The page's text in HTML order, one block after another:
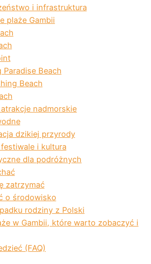
i infrastruktura
plaże Gambii
Paradise Beach
Beach
nadmorskie
dzikiej przyrody
i kultura
dla podróżnych
zatrzymać
o środowisko
rodziny z Polski
w Gambii, które warto zobaczyć i
(FAQ)